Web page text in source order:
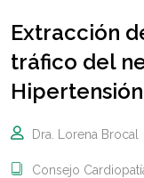
Extracción
tráfico del
Dra. Lorena Brocal
Consejo